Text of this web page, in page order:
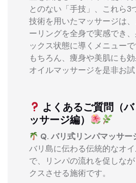
とのない「手技」、これら3
技術を用いたマッサージは
ーリングを全身で実感でき
ックス状態に導くメニュー
もちろん、痩身や美肌にも
オイルマッサージを是非お試
よくあるご質問（
ッサージ編）
Q. バリ式リンパマッサー
バリ島に伝わる伝統的なオ
で、リンパの流れを促しな
クスさせる施術です。